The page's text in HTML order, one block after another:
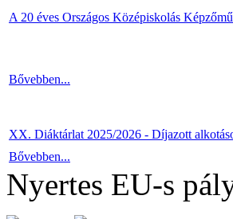
A 20 éves Országos Középiskolás
Bővebben...
XX. Diáktárlat 2025/2026 - Díjazott
Bővebben...
Nyertes EU-s